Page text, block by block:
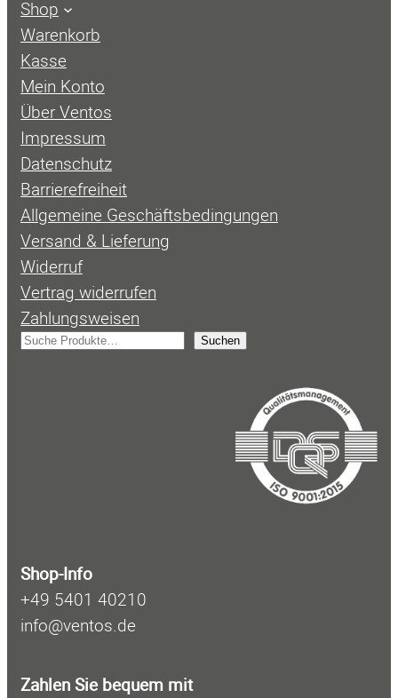
Shop
Warenkorb
Kasse
Mein Konto
Über Ventos
Impressum
Datenschutz
Barrierefreiheit
Allgemeine Geschäftsbedingungen
Versand & Lieferung
Widerruf
Vertrag widerrufen
Zahlungsweisen
S
Suchen
Shop-Info
+49 5401 40210
info@ventos.de
Zahlen Sie bequem mit